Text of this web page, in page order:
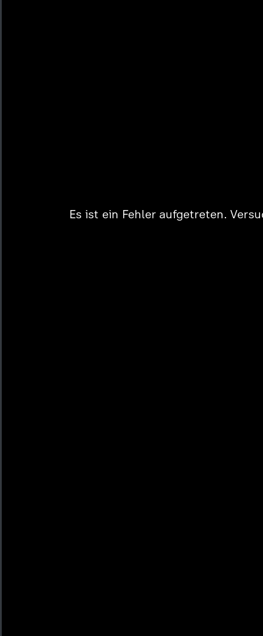
Es ist ein Fehler aufgetreten.